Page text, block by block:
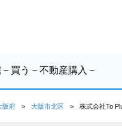
買う －不動産購入－
阪府 大阪市北区 株式会社To